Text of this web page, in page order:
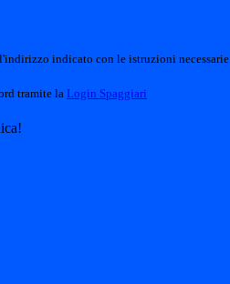
indicato con le istruzioni
tramite la Login Spaggiari